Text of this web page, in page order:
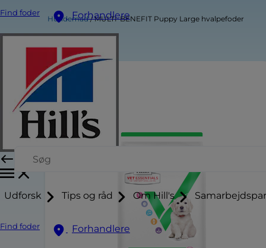
Find foder Forhandlere
Udforsk Tips og råd Om Hill's
Find foder Forhandlere
Hundemad MULTI-BENEFIT Puppy Large hvalpefoder